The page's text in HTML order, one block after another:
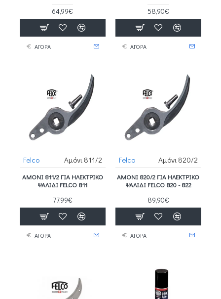
64,99€
ΑΓΟΡΑ
58,90€
ΑΓΟΡΑ
Felco Αμόνι 811/2
ΑΜΌΝΙ 811/2 ΓΙΑ ΗΛΕΚΤΡΙΚΌ
ΨΑΛΊΔΙ FELCO 811
77,99€
ΑΓΟΡΑ
Felco Αμόνι 820/2
ΑΜΌΝΙ 820/2 ΓΙΑ ΗΛΕΚΤΡΙΚΌ
ΨΑΛΊΔΙ FELCO 820 - 822
89,90€
ΑΓΟΡΑ